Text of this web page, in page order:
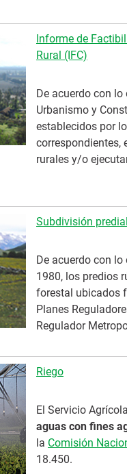
Informe de
Rural (IFC)
De acuerdo con lo
Urbanismo y
establecidos por
correspondientes,
rurales y/o
Subdivisión predial
De acuerdo con lo
1980, los predios
forestal ubicados
Planes
Regulador
Riego
El Servicio
aguas con fines
la Comisión
18.450.